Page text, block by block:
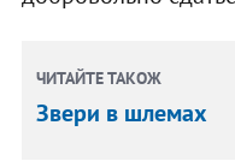
ЧИТАЙТЕ ТАКОЖ
Звери в шлемах